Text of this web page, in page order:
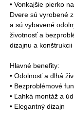
• Vonkajšie pierko
Dvere sú vyrobené
a sú vybavené
životnosť a
dizajnu a
Hlavné benefity:
• Odolnosť a dlhá
• Bezproblémové
• Ľahká montáž a
• Elegantný dizajn